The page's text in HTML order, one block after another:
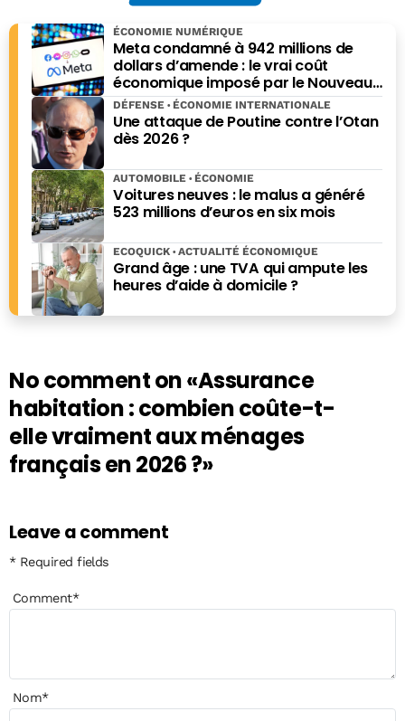
Meta condamné à 942 millions de
dollars d’amende : le vrai coût
économique imposé par le Nouveau-
Mexique
ÉCONOMIE NUMÉRIQUE
Une attaque de Poutine contre l’Otan
dès 2026 ?
DÉFENSE ÉCONOMIE INTERNATIONALE
Voitures neuves : le malus a généré
523 millions d’euros en six mois
AUTOMOBILE ÉCONOMIE
Grand âge : une TVA qui ampute les
heures d’aide à domicile ?
ECOQUICK ACTUALITÉ ÉCONOMIQUE
No comment on«Assurance
habitation : combien coûte-t-
elle vraiment aux ménages
français en 2026 ?»
Leave a comment
* Required fields
Comment*
Nom*